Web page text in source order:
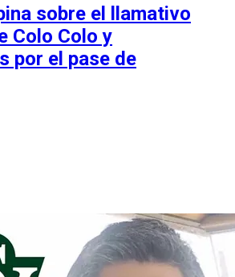
sobre el llamativo
Colo Colo y
por el pase de